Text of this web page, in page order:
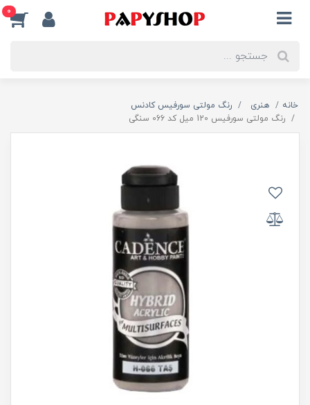
0
خانه هنری
رنگ مولتی سورفیس کادنس
رنگ مولتی سورفیس 120 میل کد 066 سنگی